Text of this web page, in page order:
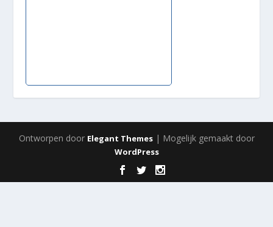
Ontworpen door Elegant Themes| Mogelijk gemaakt door
WordPress